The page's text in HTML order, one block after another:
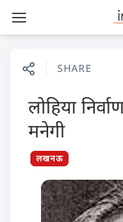
SHARE
लोहिया
मनेगी
लखनऊ